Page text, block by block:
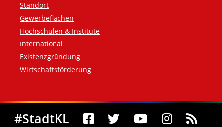
Standort
Gewerbeflächen
Hochschulen & Institute
International
Existenzgründung
Wirtschaftsförderung
Social Media
#StadtKL